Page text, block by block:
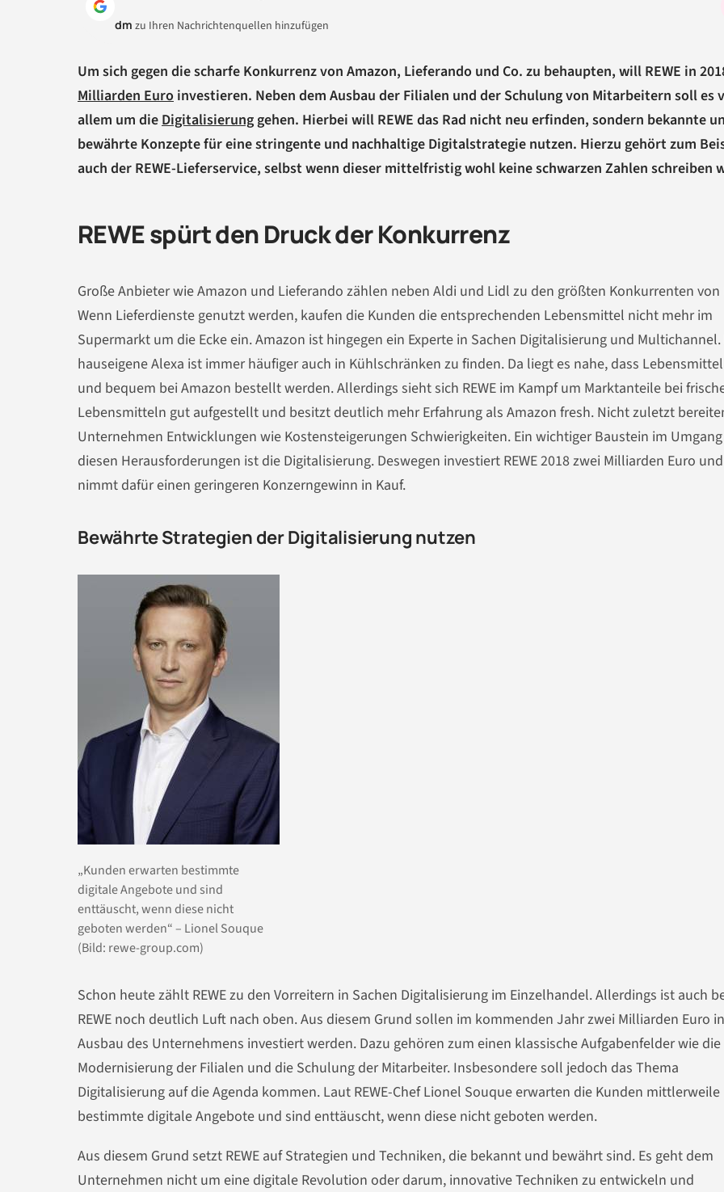
dm zu Ihren Nachrichtenquellen hinzufügen
Um sich gegen die scharfe Konkurrenz von Amazon, Lieferando und Co. zu behaupten, will REWE in
Milliarden Euro investieren. Neben dem Ausbau der Filialen und der Schulung von Mitarbeitern soll es
allem um dieDigitalisierunggehen. Hierbei will REWE das Rad nicht neu erfinden, sondern bekannte
bewährte Konzepte für eine stringente und nachhaltige Digitalstrategie nutzen. Hierzu gehört zum
auch der REWE-Lieferservice, selbst wenn dieser mittelfristig wohl keine schwarzen Zahlen schreiben
REWE spürt den Druck der Konkurrenz
Große Anbieter wie Amazon und Lieferando zählen neben Aldi und Lidl zu den größten Konkurrenten von
Wenn Lieferdienste genutzt werden, kaufen die Kunden die entsprechenden Lebensmittel nicht mehr im
Supermarkt um die Ecke ein. Amazon ist hingegen ein Experte in Sachen Digitalisierung und Multichannel.
hauseigene Alexa ist immer häufiger auch in Kühlschränken zu finden. Da liegt es nahe, dass
und bequem bei Amazon bestellt werden. Allerdings sieht sich REWE im Kampf um Marktanteile bei
Lebensmitteln gut aufgestellt und besitzt deutlich mehr Erfahrung als Amazon fresh. Nicht zuletzt
Unternehmen Entwicklungen wie Kostensteigerungen Schwierigkeiten. Ein wichtiger Baustein im
diesen Herausforderungen ist die Digitalisierung. Deswegen investiert REWE 2018 zwei Milliarden Euro und
nimmt dafür einen geringeren Konzerngewinn in Kauf.
Bewährte Strategien der Digitalisierung nutzen
„Kunden erwarten bestimmte
digitale Angebote und sind
enttäuscht, wenn diese nicht
geboten werden“ – Lionel Souque
(Bild: rewe-group.com)
Schon heute zählt REWE zu den Vorreitern in Sachen Digitalisierung im Einzelhandel. Allerdings ist auch
REWE noch deutlich Luft nach oben. Aus diesem Grund sollen im kommenden Jahr zwei Milliarden Euro
Ausbau des Unternehmens investiert werden. Dazu gehören zum einen klassische Aufgabenfelder wie die
Modernisierung der Filialen und die Schulung der Mitarbeiter. Insbesondere soll jedoch das Thema
Digitalisierung auf die Agenda kommen. Laut REWE-Chef Lionel Souque erwarten die Kunden mittlerweile
bestimmte digitale Angebote und sind enttäuscht, wenn diese nicht geboten werden.
Aus diesem Grund setzt REWE auf Strategien und Techniken, die bekannt und bewährt sind. Es geht dem
Unternehmen nicht um eine digitale Revolution oder darum, innovative Techniken zu entwickeln und